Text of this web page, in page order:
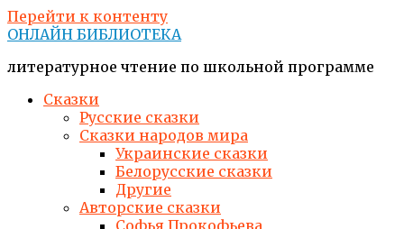
Перейти к контенту
ОНЛАЙН БИБЛИОТЕКА
литературное чтение по школьной программе
Сказки
Русские сказки
Сказки народов мира
Украинские сказки
Белорусские сказки
Другие
Авторские сказки
Софья Прокофьева